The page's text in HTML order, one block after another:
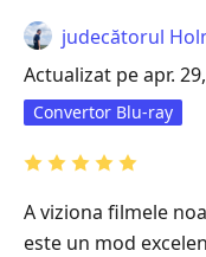
judecătorul
Actualizat pe apr.
Convertor Blu-ray
A viziona filmele
este un mod